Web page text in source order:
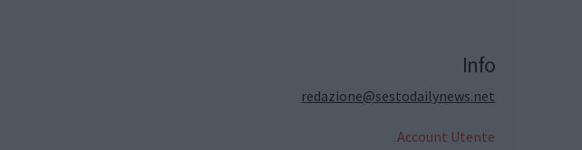
Info
redazione@sestodailynews.net
Account Utente